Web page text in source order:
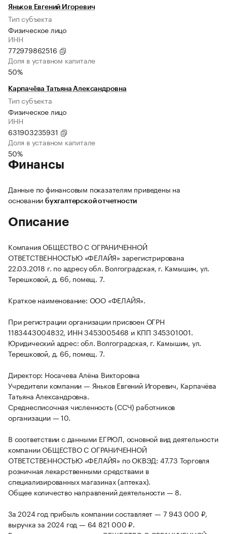
Яньков Евгений Игоревич
Тип субъекта
Физическое лицо
ИНН
772979862516
Доля в уставном капитале
50%
Карпачёва Татьяна Александровна
Тип субъекта
Физическое лицо
ИНН
631903235931
Доля в уставном капитале
50%
Финансы
Данные по финансовым показателям приведены на
основании бухгалтерской отчетности
Описание
Компания ОБЩЕСТВО С ОГРАНИЧЕННОЙ
ОТВЕТСТВЕННОСТЬЮ «ФЕЛАЙЯ» зарегистрирована
22.03.2018 г. по адресу обл. Волгоградская, г. Камышин, ул.
Терешковой, д. 6б, помещ. 7.
Краткое наименование: ООО «ФЕЛАЙЯ».
При регистрации организации присвоен ОГРН
1183443004832, ИНН 3453005468 и КПП 345301001.
Юридический адрес: обл. Волгоградская, г. Камышин, ул.
Терешковой, д. 6б, помещ. 7.
Директор: Носачева Алёна Викторовна
Учредители компании — Яньков Евгений Игоревич, Карпачёва
Татьяна Александровна.
Среднесписочная численность (ССЧ) работников
организации — 10.
В соответствии с данными ЕГРЮЛ, основной вид деятельности
компании ОБЩЕСТВО С ОГРАНИЧЕННОЙ
ОТВЕТСТВЕННОСТЬЮ «ФЕЛАЙЯ» по ОКВЭД: 47.73 Торговля
розничная лекарственными средствами в
специализированных магазинах (аптеках).
Общее количество направлений деятельности — 8.
За 2024 год прибыль компании составляет — 7 943 000 ₽,
выручка за 2024 год — 64 821 000 ₽.